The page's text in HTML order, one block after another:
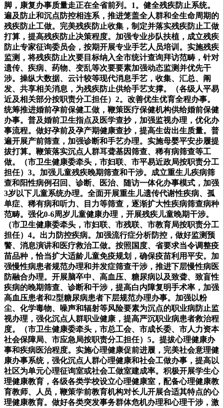
脚，康复办事质量走正在全省前列。1。健全残疾防止系统。
遍及防止和沉点防控相连系，推进笼盖全人群和全生命周期的
残疾防止工做。完美残疾防止收集，制定并落实残疾防止工做
打算，提高残疾防止决策程度。加强专业步队扶植，成立残疾
防止专家征询委员会，按期开展专业手艺人员培训。实施残疾
监测，将残疾防止次要目标纳入全市统计查询拜访范畴，针对
遗传、疾病、药物、变乱等次要要素加强动态监测并优先干
涉。操纵大数据、云计较等现代消息手艺，收集、汇总、阐
发、共享相关消息，为残疾防止供给手艺支撑。（各级人平易
近及相关部分按职责分工担任）2。改善优生优育全程办事。
统筹推进婚前孕前保健工做，鞭策医疗保健机构供给婚前保健
办事。普及婚前卫生指点及医学查抄，加强监视办理，优化办
事流程。做好孕前及孕产期健康查抄，提高生齿出生质量。普
遍开展产前筛查，加强诊断和手艺办理。实施母婴平安步履提
拔打算。鞭策落实沉点人群耳聋基因筛查、稀有病筛查等工
做。（市卫生健康委牵头，市妇联、市平易近政局按职责分工
担任）3。加强儿童残疾晚期筛查和干涉。成立重生儿疾病筛
查和阳性病例召回、诊断、医治、随访一体化办事模式，加强
3岁以下儿童系统办理。全面开展重生儿遗传代谢性疾病、孤
单症、稀有病和听力、目力等筛查，逐渐扩大性疾病筛查病种
范畴。强化0-6周岁儿童健康办理，开展残疾儿童晚期干涉。
（市卫生健康委牵头，市妇联、市残联、市教育局按职责分工
担任）4。出力防控疾病。加强流行症分析防控，做好监测预
警、消息演讲和医疗救治工做。按照国度、省要求当令调整疫
苗品种，恰当扩大适龄儿童免疫规划，确保疫苗利用平安。加
强慢性病患者规范办理和并发症筛查干涉，推进下层慢性病医
防融合办理。开展脑卒中、高血压、糖尿病以及致聋、致盲性
疾病的晚期筛查、诊断和干涉，提高白内障复明手术率，加强
高血压患者和2型糖尿病患者下层规范办理办事。加强以粉
尘、化学毒物、噪声和辐射等风险要素为沉点的职业病防止监
视办理，强化沉点人群职业健康，提高严沉职业病患者救治程
度。（市卫生健康委牵头，市总工会、市成长委、市人力资本
社会保障局、市应急局按职责分工担任）5。提拔心理健康办
事和疾病医治程度。实施心理健康促前进履，完美社会意理健
康办事系统，强化沉点人群心理健康和社会工做办事，提高以
社区为单元心理征询室或社会工做室建成率。积极开展学生心
理健康教育，各级各类学校设立心理健康室，配备心理健康教
育教师、人员，鞭策学前教育机构对长儿开展合适其特点的心
理健康教育。做好各类突发事务群体危机办理和心理干涉，激